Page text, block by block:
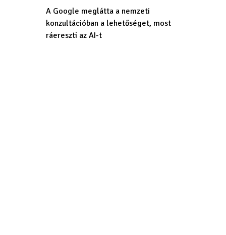
A Google meglátta a nemzeti
konzultációban a lehetőséget, most
ráereszti az AI-t